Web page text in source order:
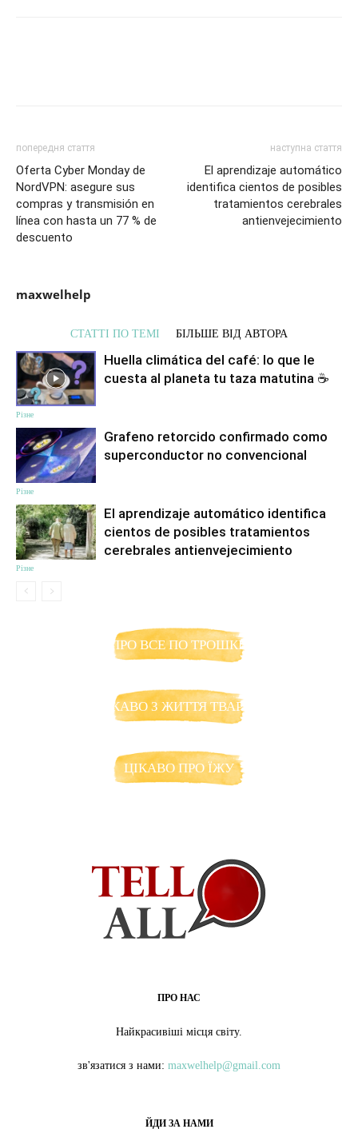
попередня стаття
Oferta Cyber Monday de
NordVPN: asegure sus
compras y transmisión en
línea con hasta un 77 % de
descuento
наступна стаття
El aprendizaje automático
identifica cientos de posibles
tratamientos cerebrales
antienvejecimiento
maxwelhelp
СТАТТІ ПО ТЕМІ БІЛЬШЕ ВІД АВТОРА
Різне
Huella climática del café: lo que le
cuesta al planeta tu taza matutina ☕️
Різне
Grafeno retorcido confirmado como
superconductor no convencional
Різне
El aprendizaje automático identifica
cientos de posibles tratamientos
cerebrales antienvejecimiento
ПРО ВСЕ ПО ТРОШКИ
ЦІКАВО З ЖИТТЯ ТВАРИН
ЦІКАВО ПРО ЇЖУ
ПРО НАС
Найкрасивіші місця світу.
зв'язатися з нами: maxwelhelp@gmail.com
ЙДИ ЗА НАМИ